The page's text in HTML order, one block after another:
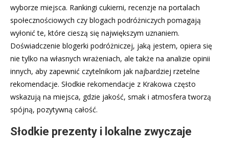
wyborze miejsca. Rankingi cukierni, recenzje na portalach
społecznościowych czy blogach podróżniczych pomagają
wyłonić te, które cieszą się największym uznaniem.
Doświadczenie blogerki podróżniczej, jaką jestem, opiera się
nie tylko na własnych wrażeniach, ale także na analizie opinii
innych, aby zapewnić czytelnikom jak najbardziej rzetelne
rekomendacje. Słodkie rekomendacje z Krakowa często
wskazują na miejsca, gdzie jakość, smak i atmosfera tworzą
spójną, pozytywną całość.
Słodkie prezenty i lokalne zwyczaje